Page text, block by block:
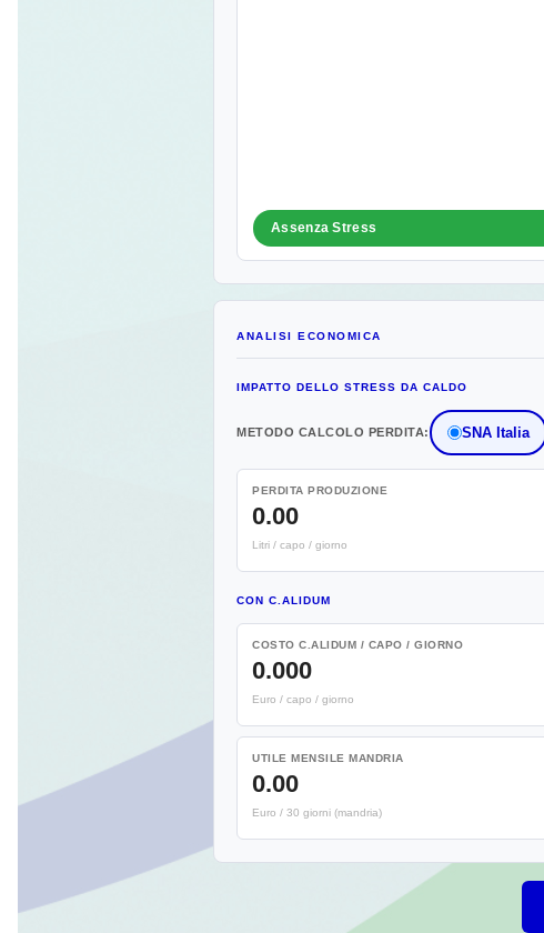
Assenza Stress
ANALISI ECONOMICA
IMPATTO DELLO STRESS DA CALDO
METODO CALCOLO PERDITA: SNA Italia
PERDITA PRODUZIONE
0.00
Litri / capo / giorno
CON C.ALIDUM
COSTO C.ALIDUM / CAPO / GIORNO
0.000
Euro / capo / giorno
UTILE MENSILE MANDRIA
0.00
Euro / 30 giorni (mandria)